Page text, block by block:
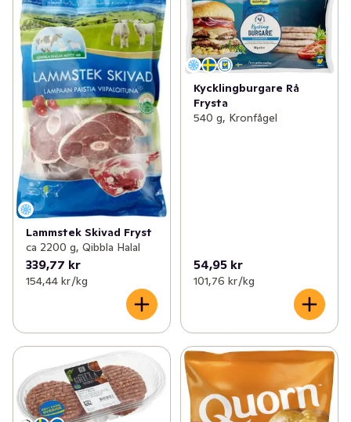
Lammstek Skivad Fryst
ca 2200 g, Qibbla Halal
339,77 kr
154,44 kr /kg
Kycklingburgare Rå
Frysta
540 g, Kronfågel
54,95 kr
101,76 kr /kg